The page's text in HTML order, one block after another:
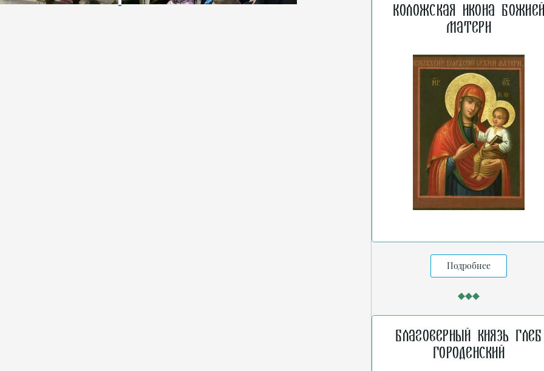
Коложская икона
Матери
Подробнее
Благоверный князь Глеб
Городенский